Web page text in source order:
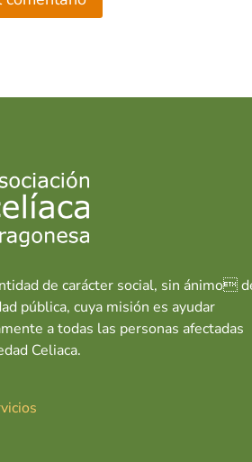
de carácter social, sin ánimo
pública, cuya misión es ayudar
a todas las personas afectadas
Celiaca.